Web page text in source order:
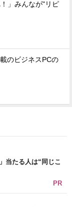
」みんなが"リピ
のビジネスPCの
当たる人は“同じこ
PR